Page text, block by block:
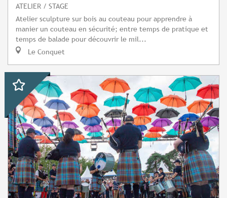
ATELIER / STAGE
Atelier sculpture sur bois au couteau pour apprendre à
manier un couteau en sécurité; entre temps de pratique et
temps de balade pour découvrir le mil...
Le Conquet